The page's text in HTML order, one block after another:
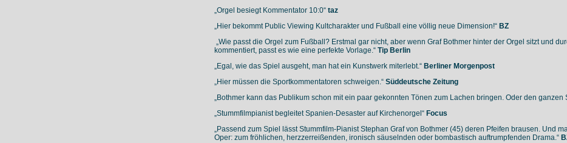
„Orgel besiegt Kommentator 10:0“ taz
„Hier bekommt Public Viewing Kultcharakter und Fußball eine völlig neue Dimension!“ BZ
„Wie passt die Orgel zum Fußball? Erstmal gar nicht, aber wenn Graf Bothmer hinter der Orgel sitzt und
kommentiert, passt es wie eine perfekte Vorlage.“ Tip Berlin
„Egal, wie das Spiel ausgeht, man hat ein Kunstwerk miterlebt.“ Berliner Morgenpost
„Hier müssen die Sportkommentatoren schweigen.“ Süddeutsche Zeitung
„Bothmer kann das Publikum schon mit ein paar gekonnten Tönen zum Lachen bringen. Oder den ganzen
„Stummfilmpianist begleitet Spanien-Desaster auf Kirchenorgel“ Focus
„Passend zum Spiel lässt Stummfilm-Pianist Stephan Graf von Bothmer (45) deren Pfeifen brausen. Und
Oper: zum fröhlichen, herzzerreißenden, ironisch säuselnden oder bombastisch auftrumpfenden Drama.“